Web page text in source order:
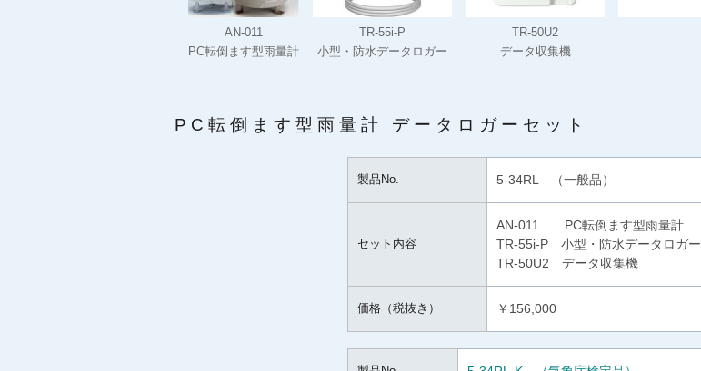
AN-011
PC転倒ます型雨量計
TR-55i-P
小型・防水データロガー
TR-50U2
データ収集機
PC転倒ます型雨量計 データロガーセット
製品No. 5-34RL （一般品）
セット内容
AN-011 PC転倒ます型雨量計
TR-55i-P 小型・防水データロガー
TR-50U2 データ収集機
価格（税抜き） ￥156,000